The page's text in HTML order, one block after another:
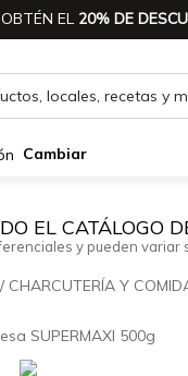
OBTÉN EL 20% DE
Cambiar
EL CATÁLOGO
y pueden variar
/ CHARCUTERÍA Y